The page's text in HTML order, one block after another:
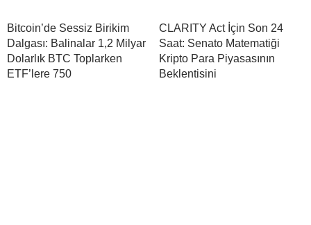
Bitcoin’de Sessiz Birikim
Dalgası: Balinalar 1,2 Milyar
Dolarlık BTC Toplarken
ETF’lere 750
CLARITY Act İçin Son 24
Saat: Senato Matematiği
Kripto Para Piyasasının
Beklentisini